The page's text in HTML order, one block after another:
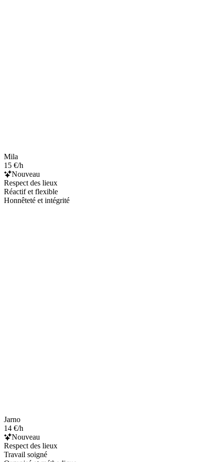
Mila
15 €/h
Nouveau
Respect des lieux
Réactif et flexible
Honnêteté et intégrité
Jarno
14 €/h
Nouveau
Respect des lieux
Travail soigné